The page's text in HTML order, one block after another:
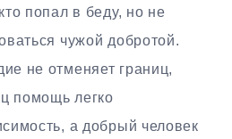
попал в беду, но не
чужой добротой.
не отменяет границ,
помощь легко
а добрый человек